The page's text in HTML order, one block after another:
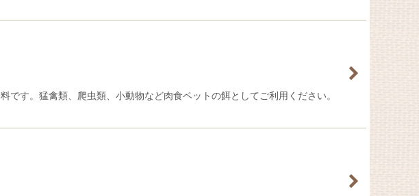
す。猛禽類、爬虫類、小動物など肉食ペットの餌としてご利用ください。